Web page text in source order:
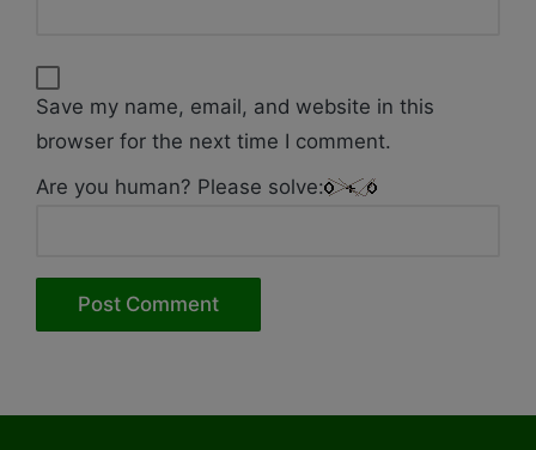
Save my name, email, and website in this
browser for the next time I comment.
Are you human? Please solve: